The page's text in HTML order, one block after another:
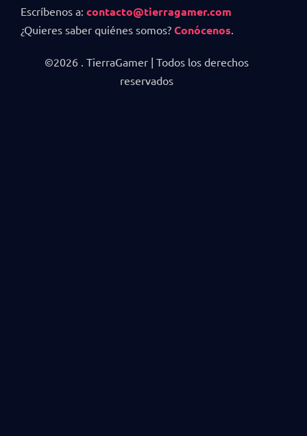
Escríbenos a: contacto@tierragamer.com
¿Quieres saber quiénes somos? Conócenos
©2026 . TierraGamer | Todos los derechos
reservados